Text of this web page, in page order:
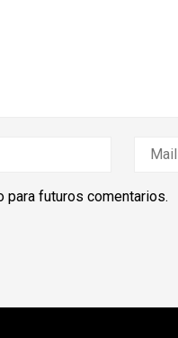
para futuros comentarios.